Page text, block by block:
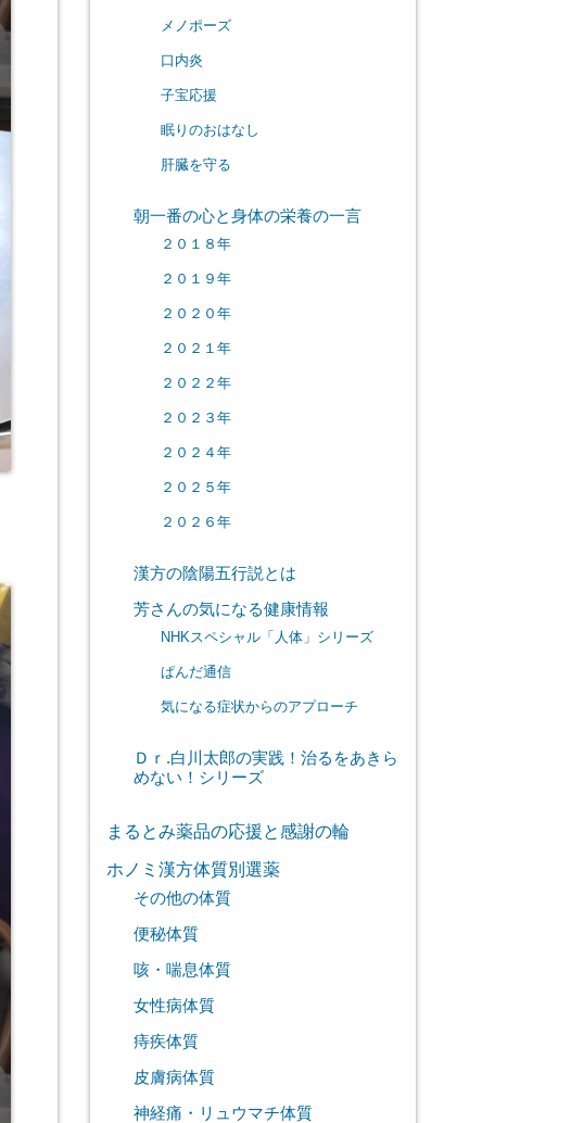
メノポーズ
口内炎
子宝応援
眠りのおはなし
肝臓を守る
朝一番の心と身体の栄養の一言
２０１８年
２０１９年
２０２０年
２０２１年
２０２２年
２０２３年
２０２４年
２０２５年
２０２６年
漢方の陰陽五行説とは
芳さんの気になる健康情報
NHKスペシャル「人体」シリーズ
ぱんだ通信
気になる症状からのアプローチ
Ｄｒ.白川太郎の実践！治るをあきら
めない！シリーズ
まるとみ薬品の応援と感謝の輪
ホノミ漢方体質別選薬
その他の体質
便秘体質
咳・喘息体質
女性病体質
痔疾体質
皮膚病体質
神経痛・リュウマチ体質